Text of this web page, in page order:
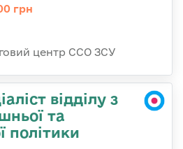
грн
центр ССО ЗСУ
відділу з
та
політики